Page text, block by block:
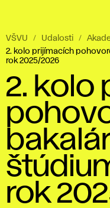
VŠVU Udalosti
2. kolo prijímacích
rok 2025/2026
2. kolo
rok